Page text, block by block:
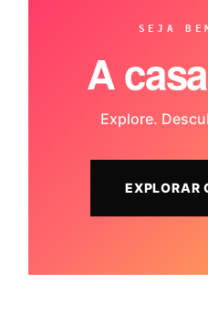
SEJA
A
Explore.
EXPLORAR